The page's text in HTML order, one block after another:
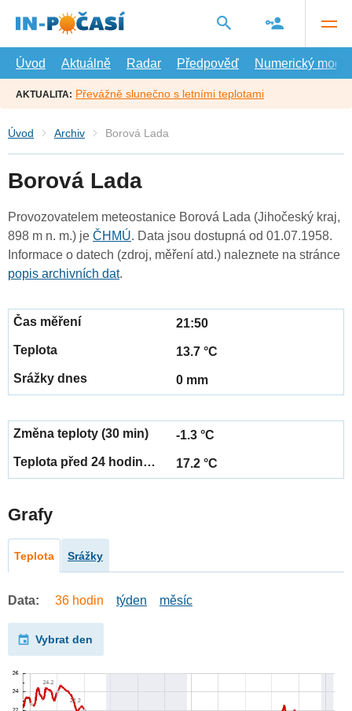
hlavní
Úvod
Aktuálně Radar Předpověď Numerický model
AKTUALITA: Převážně slunečno s letními teplotami
Úvod Archiv Borová Lada
Borová Lada
Provozovatelem meteostanice Borová Lada (Jihočeský kraj,
898 m n. m.) je ČHMÚ. Data jsou dostupná od 01.07.1958.
Informace o datech (zdroj, měření atd.) naleznete na stránce
popis archivních dat.
21:50
13.7 °C
0 mm
-1.3 °C
17.2 °C
Grafy
Teplota Srážky
Data: 36 hodin týden měsíc
Vybrat den